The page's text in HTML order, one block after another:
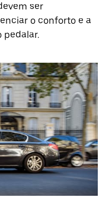
ser
o conforto e a
pedalar.